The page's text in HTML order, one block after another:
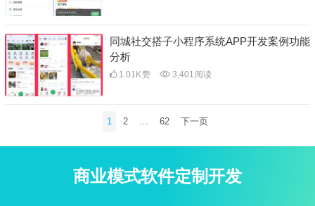
同城社交搭子小程序系统APP开发案例功能
分析
1.01K赞 3,401 阅读
分
1 2 62 下一页
商业模式软件定制开发